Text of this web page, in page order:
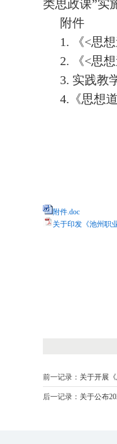
类思政课”实
附件
1. 《<思
2. 《<思
3. 实践教
4.《思想
附件.doc
关于印发《池州职
前一记录： 关于开展
后一记录： 关于公布